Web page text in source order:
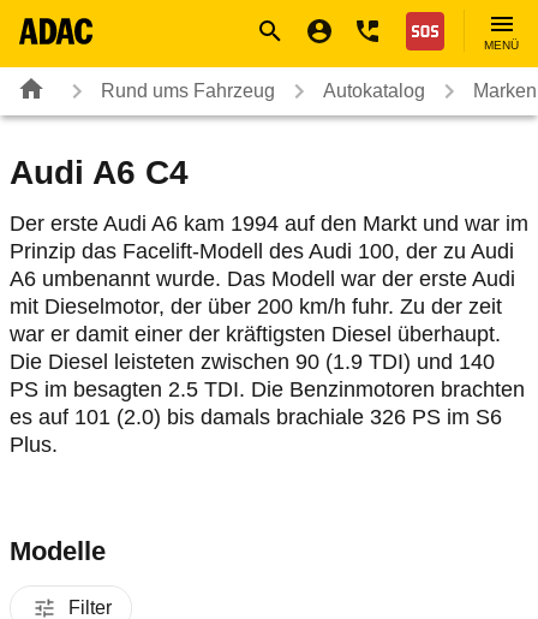
Nothilfe
MENÜ
Rund ums Fahrzeug Autokatalog
Audi A6 C4
Der erste Audi A6 kam 1994 auf den Markt und war im
Prinzip das Facelift-Modell des Audi 100, der zu Audi
A6 umbenannt wurde. Das Modell war der erste Audi
mit Dieselmotor, der über 200 km/h fuhr. Zu der zeit
war er damit einer der kräftigsten Diesel überhaupt.
Die Diesel leisteten zwischen 90 (1.9 TDI) und 140
PS im besagten 2.5 TDI. Die Benzinmotoren brachten
es auf 101 (2.0) bis damals brachiale 326 PS im S6
Plus.
Modelle
Filter